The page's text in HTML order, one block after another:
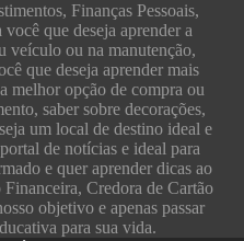
Finanças Pessoais,
que deseja aprender a
veículo ou na manutenção,
que deseja aprender mais
melhor opção de compra ou
saber sobre decorações,
um local de destino ideal e
de notícias e ideal para
e quer aprender dicas ao
Credora de Cartão
objetivo e apenas passar
para sua vida.